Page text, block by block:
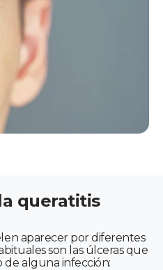
queratitis
aparecer por diferentes
son las úlceras que
alguna infección: